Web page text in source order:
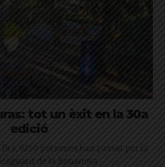
tot un èxit en la 30a
edició
6250 persones han passat per la
de la Bonanova